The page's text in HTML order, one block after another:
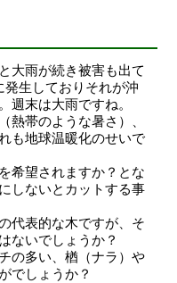
大雨が続き被害も出て
生しておりそれが沖
週末は大雨ですね。
熱帯のような暑さ）、
も地球温暖化のせいで
希望されますか？とな
しないとカットする事
代表的な木ですが、そ
ないでしょうか？
の多い、楢（ナラ）や
でしょうか？